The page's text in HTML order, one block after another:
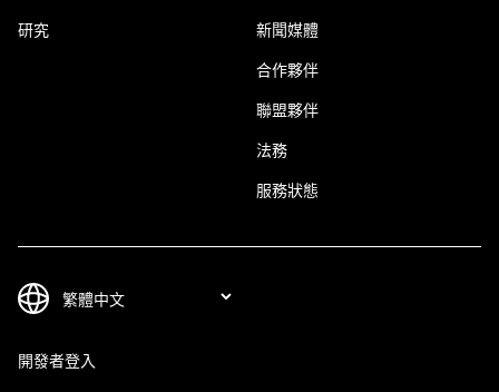
研究 新聞媒體
合作夥伴
聯盟夥伴
法務
服務狀態
開發者登入